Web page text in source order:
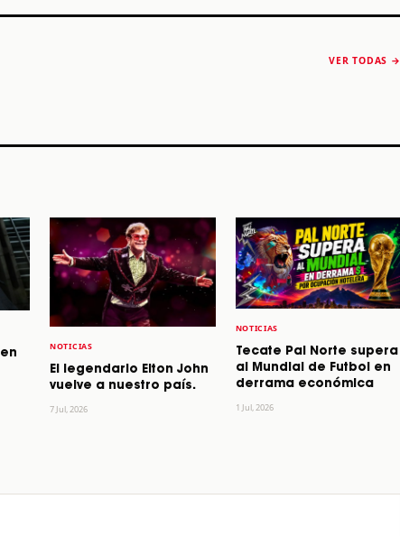
VER TODAS →
NOTICIAS
El legendario Elton John
vuelve a nuestro país.
7 Jul, 2026
NOTICIAS
Tecate Pal Norte supera
al Mundial de Futbol en
derrama económica
1 Jul, 2026